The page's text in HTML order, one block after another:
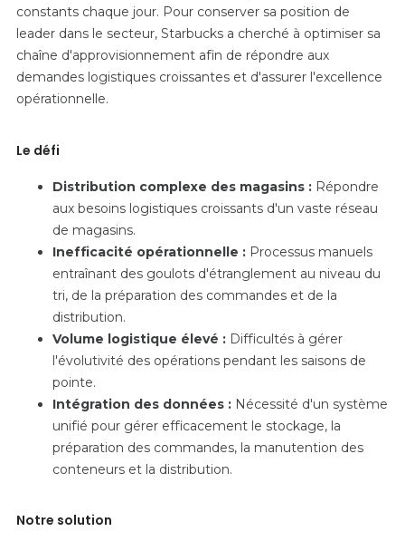
constants chaque jour. Pour conserver sa position de
leader dans le secteur, Starbucks a cherché à optimiser sa
chaîne d'approvisionnement afin de répondre aux
demandes logistiques croissantes et d'assurer l'excellence
opérationnelle.
Le défi
Distribution complexe des magasins : Répondre
aux besoins logistiques croissants d'un vaste réseau
de magasins.
Inefficacité opérationnelle : Processus manuels
entraînant des goulots d'étranglement au niveau du
tri, de la préparation des commandes et de la
distribution.
Volume logistique élevé : Difficultés à gérer
l'évolutivité des opérations pendant les saisons de
pointe.
Intégration des données : Nécessité d'un système
unifié pour gérer efficacement le stockage, la
préparation des commandes, la manutention des
conteneurs et la distribution.
Notre solution